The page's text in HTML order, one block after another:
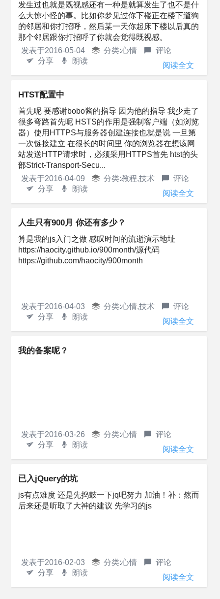
发生过也就是既视感还有一种是就算发生了也不是什
么大惊小怪的事。比如你梦见过你下楼正在楼下遛狗
的邻居和你打招呼，然后某一天你起床下楼以后真的
那个邻居跟你打招呼了你就会觉得既视感。
阅读全文
发表于2016-05-04 分类:心情
评论
分享
朗读
HTST配置中
首先呢 要感谢bobo酱的指导 因为他的指导 我少走了
很多弯路首先呢 HSTS的作用是强制客户端（如浏览
器）使用HTTPS与服务器创建连接也就是说 一旦第
一次链接建立 在很长的时间里 你的浏览器在想该网
站发送HTTP请求时，必须采用HTTPS首先 htst的头
部Strict-Transport-Secu...
阅读全文
发表于2016-04-09 分类:教程,技术
评论
分享
朗读
人生只有900月 你还有多少？
算是我的js入门之做 感叹时间的流逝演示地址
https://haocity.github.io/900month/源代码
https://github.com/haocity/900month
阅读全文
发表于2016-04-03 分类:心情,技术
评论
分享
朗读
我的备案呢？
阅读全文
发表于2016-03-26 分类:心情
评论
分享
朗读
已入jQuery的坑
js有点难度 还是先捣鼓一下jq吧努力 加油！补：然而
后来还是听取了大神的建议 先学习的js
阅读全文
发表于2016-02-03 分类:心情
评论
分享
朗读